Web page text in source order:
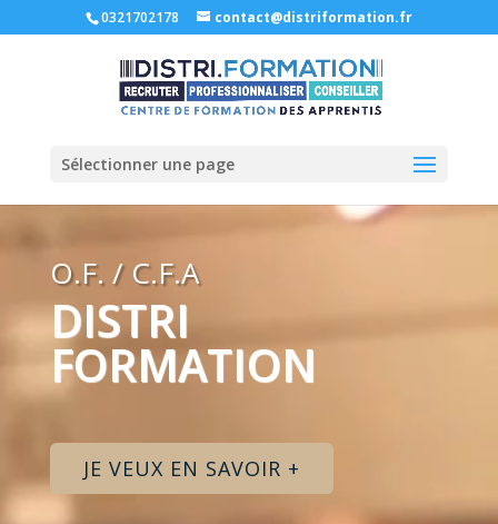
0321702178 contact@distriformation.fr
Sélectionner une page
O.F. / C.F.A
DISTRI
FORMATION
JE VEUX EN SAVOIR +